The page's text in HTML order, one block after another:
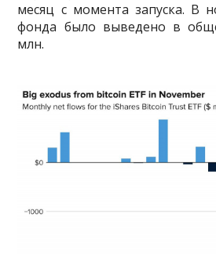
месяц с момента запуска. В
фонда было выведено в
млн.